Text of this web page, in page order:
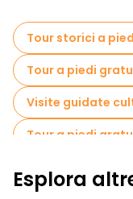
Tour storici a
Tour a piedi
Visite guidate
Tour a piedi
Visita gratuita
Esplora